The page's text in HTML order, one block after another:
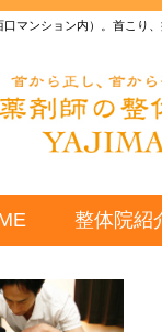
マンション内）。首こり
整体院紹